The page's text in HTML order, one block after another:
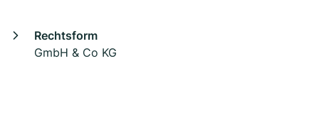
Rechtsform
GmbH & Co KG